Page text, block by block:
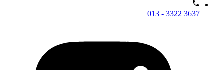
013 - 3322 3637